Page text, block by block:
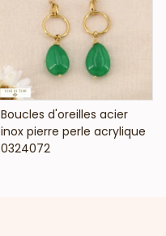
VOIR LE PRIX
Boucles d'oreilles acier
inox pierre perle acrylique
0324072